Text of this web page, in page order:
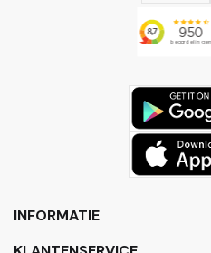
INFORMATIE